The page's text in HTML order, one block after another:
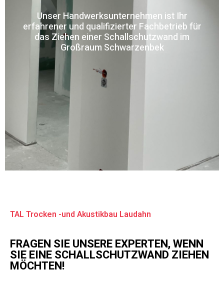
Unser Handwerksunternehmen ist Ihr
erfahrener und qualifizierter Fachbetrieb für
das Ziehen einer Schallschutzwand im
Großraum Schwarzenbek
TAL Trocken -und Akustikbau Laudahn
FRAGEN SIE UNSERE EXPERTEN, WENN
SIE EINE SCHALLSCHUTZWAND ZIEHEN
MÖCHTEN!